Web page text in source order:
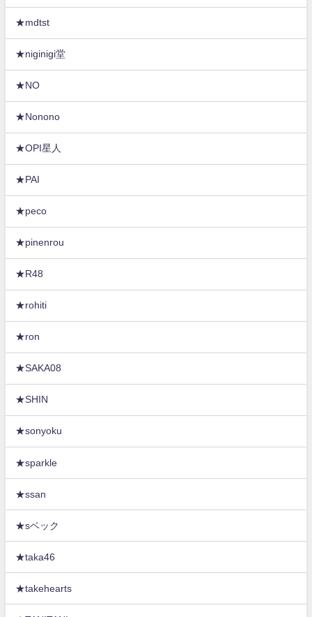
★mdtst
★niginigi堂
★NO
★Nonono
★OPI星人
★PAI
★peco
★pinenrou
★R48
★rohiti
★ron
★SAKA08
★SHIN
★sonyoku
★sparkle
★ssan
★sベック
★taka46
★takehearts